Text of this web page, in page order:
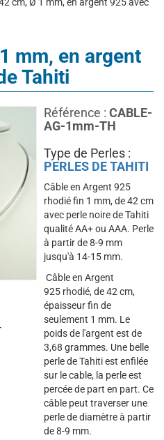
mm, en argent
Tahiti
Référence : CABLE-
AG-1mm-TH
Type de Perles :
PERLES DE TAHITI
Câble en Argent 925
rhodié fin 1 mm, de 42 cm
avec perle noire de Tahiti
qualité AA+ ou AAA. Perle
à partir de 8-9 mm
jusqu'à 14-15 mm.
Câble en Argent
925 rhodié, de 42 cm,
épaisseur fin de
seulement 1 mm. Le
poids de l'argent est de
3,68 grammes. Une belle
perle de Tahiti est enfilée
sur le cable, la perle est
percée de part en part. Ce
câble peut traverser une
perle de diamètre à partir
de 8-9 mm.